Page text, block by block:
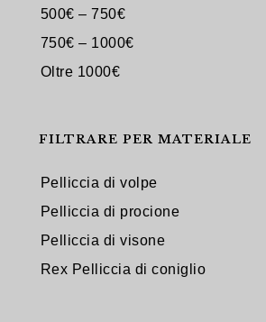
500€ – 750€
750€ – 1000€
Oltre 1000€
FILTRARE PER MATERIALE
Pelliccia di volpe
Pelliccia di procione
Pelliccia di visone
Rex Pelliccia di coniglio